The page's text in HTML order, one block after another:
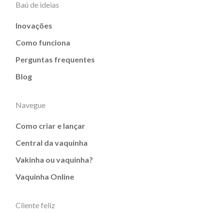
Baú de ideias
Inovações
Como funciona
Perguntas frequentes
Blog
Navegue
Como criar e lançar
Central da vaquinha
Vakinha ou vaquinha?
Vaquinha Online
Cliente feliz